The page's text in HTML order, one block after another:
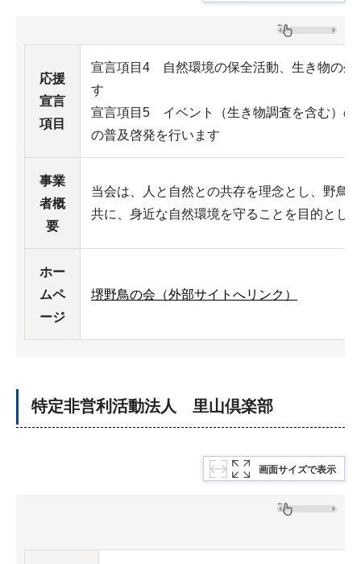
応援
宣言
項目
宣言項目4 自然環境の保全活動、生き物の生
す
宣言項目5 イベント（生き物調査を含む）の
の普及啓発を行います
事業
者概
要
当会は、人と自然との共存を理念とし、野鳥
共に、身近な自然環境を守ることを目的とし
ホー
ムペ
ージ
堺野鳥の会（外部サイトへリンク）
特定非営利活動法人 里山倶楽部
画面サイズで表示